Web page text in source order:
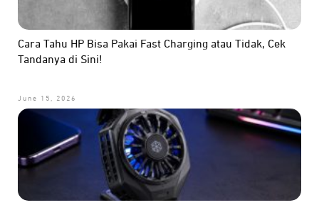
Cara Tahu HP Bisa Pakai Fast Charging atau Tidak, Cek
Tandanya di Sini!
June 15, 2026